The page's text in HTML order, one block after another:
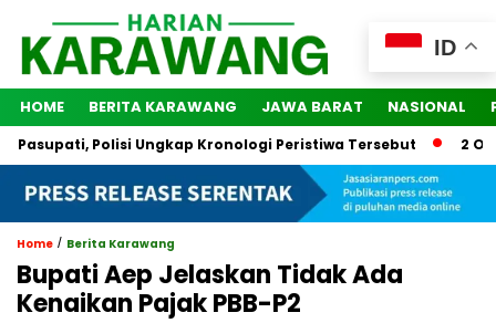
HOME BERITA KARAWANG JAWA BARAT NASIONAL
Polisi Ungkap Kronologi Peristiwa Tersebut 2
Home / Berita Karawang
Bupati Aep Jelaskan Tidak Ada
Kenaikan Pajak PBB-P2
ID